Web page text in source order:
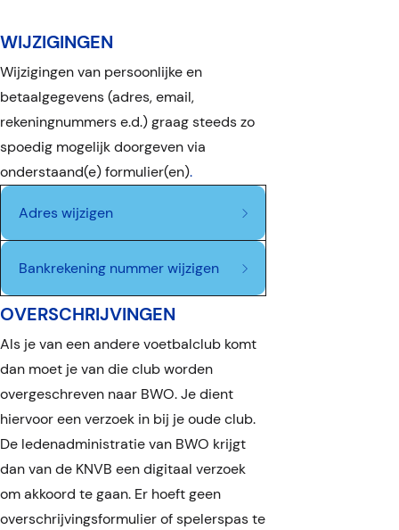
voetbalvereniging?
Nee
Heeft u interesse in
informatie met
betrekking tot de
mogelijkheden van
sponsoring binnen de
WIJZIGINGEN
Wijzigingen van persoonlijke en
betaalgegevens (adres, email,
rekeningnummers e.d.) graag steeds zo
spoedig mogelijk doorgeven via
onderstaand(e) formulier(en).
Adres wijzigen
OUD ADRES
Bankrekening nummer wijzigen
OVERSCHRIJVINGEN
Als je van een andere voetbalclub komt
dan moet je van die club worden
overgeschreven naar BWO. Je dient
hiervoor een verzoek in bij je oude club.
De ledenadministratie van BWO krijgt
dan van de KNVB een digitaal verzoek
om akkoord te gaan. Er hoeft geen
overschrijvingsformulier of spelerspas te